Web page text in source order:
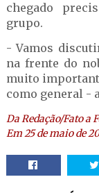
chegado
grupo.
- Vamos
na frente do
muito
como general -
Da Redação/Fato a
Em 25 de maio de